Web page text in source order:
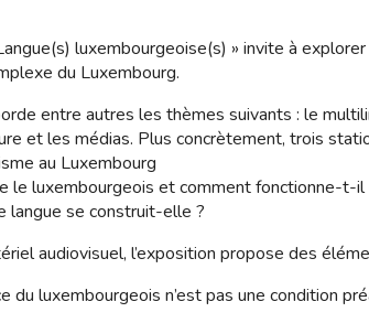
luxembourgeoise(s) » invite à
du Luxembourg.
entre autres les thèmes suivants : le
et les médias. Plus concrètement, trois
au Luxembourg
le luxembourgeois et comment fonctionne-t-il
langue se construit-elle ?
audiovisuel, l’exposition propose des
du luxembourgeois n’est pas une condition